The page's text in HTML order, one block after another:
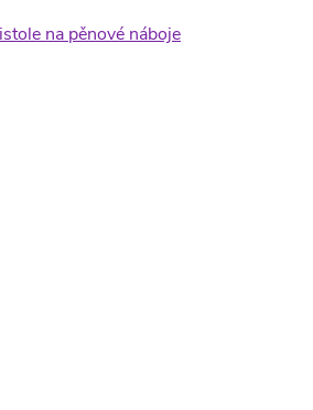
na pěnové náboje